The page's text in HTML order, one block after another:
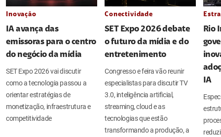
Inovação
IA avança das
emissoras para o centro
do negócio da mídia
SET Expo 2026 vai discutir
como a tecnologia passou a
orientar estratégias de
monetização, infraestrutura e
competitividade
Conectividade
SET Expo 2026 debate
o futuro da mídia e do
entretenimento
Congresso e feira vão reunir
especialistas para discutir TV
3.0, inteligência artificial,
streaming, cloud e as
tecnologias que estão
transformando a produção, a
Rio
IA